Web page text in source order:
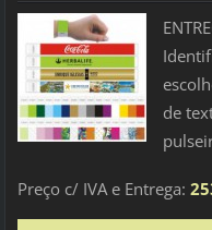
de
Preço c/ IVA e Entrega: